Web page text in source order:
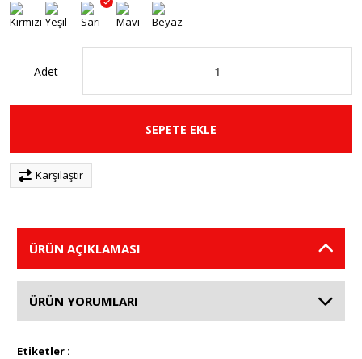
Adet
SEPETE EKLE
Karşılaştır
ÜRÜN AÇIKLAMASI
ÜRÜN YORUMLARI
Etiketler :